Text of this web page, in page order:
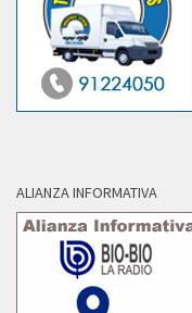
ALIANZA INFORMATIVA